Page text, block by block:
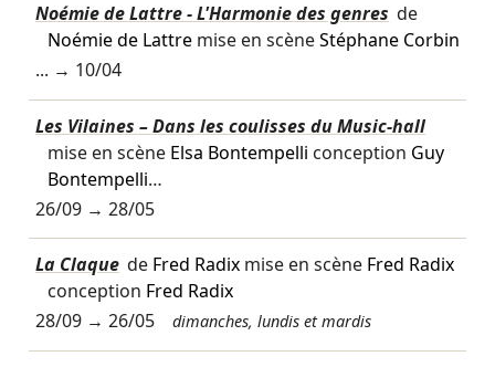
Noémie de Lattre - L'Harmonie des genres de
Noémie de Lattremise en scèneStéphane Corbin
... → 10/04
Les Vilaines – Dans les coulisses du Music-hall
mise en scène Elsa Bontempelli conception Guy
Bontempelli…
26/09→ 28/05
La Claque de Fred Radixmise en scène Fred Radix
conception Fred Radix
28/09→ 26/05 dimanches, lundis et mardis